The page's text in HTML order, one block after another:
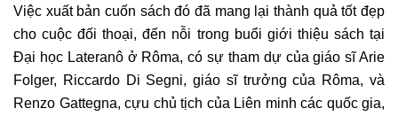
Việc xuất bản cuốn sách đó đã mang lại thành quả tốt đẹp
cho cuộc đối thoại, đến nỗi trong buổi giới thiệu sách tại
Đại học Lateranô ở Rôma, có sự tham dự của giáo sĩ Arie
Folger, Riccardo Di Segni, giáo sĩ trưởng của Rôma, và
Renzo Gattegna, cựu chủ tịch của Liên minh các quốc gia,